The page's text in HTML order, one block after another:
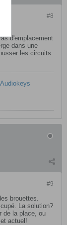
#8
d'emplacement
dans une
les circuits
#9
brouettes.
La solution?
de la place, ou
actuel!